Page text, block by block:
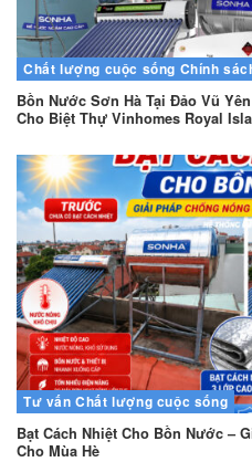
Chất lượng cuộc sống Chính
Bồn Nước Sơn Hà Tại Đảo Vũ
Cho Biệt Thự Vinhomes Royal
Tư vấn Chất lượng cuộc sống
Bạt Cách Nhiệt Cho Bồn Nước –
Cho Mùa Hè